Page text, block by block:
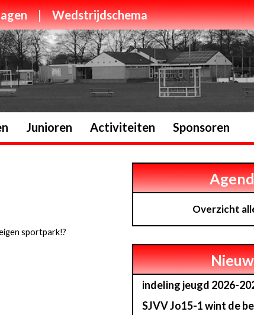
| Wedstrijdschema
Junioren Activiteiten Sponsoren
sportpark!?
Overzicht
indeling jeugd 2026-
SJVV Jo15-1 wint de